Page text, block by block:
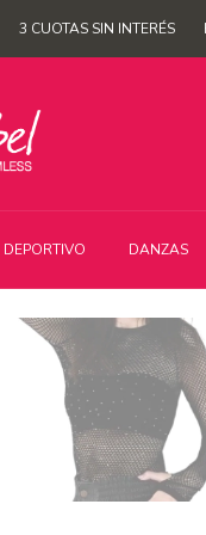
SIN INTERÉS ENVÍO
DEPORTIVO DANZAS